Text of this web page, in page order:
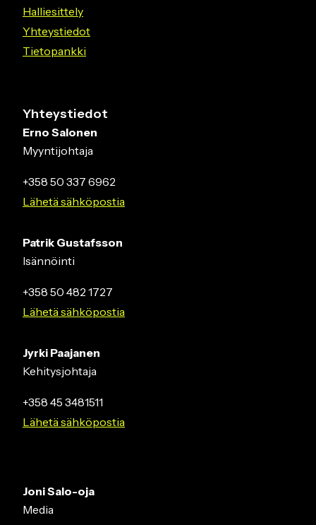
Halliesittely
Yhteystiedot
Tietopankki
Yhteystiedot
Erno Salonen
Myyntijohtaja
+358 50 337 6962
Lähetä sähköpostia
Patrik Gustafsson
Isännöinti
+358 50 482 1727
Lähetä sähköpostia
Jyrki Paajanen
Kehitysjohtaja
+358 45 3481511
Lähetä sähköpostia
Joni Salo-oja
Media